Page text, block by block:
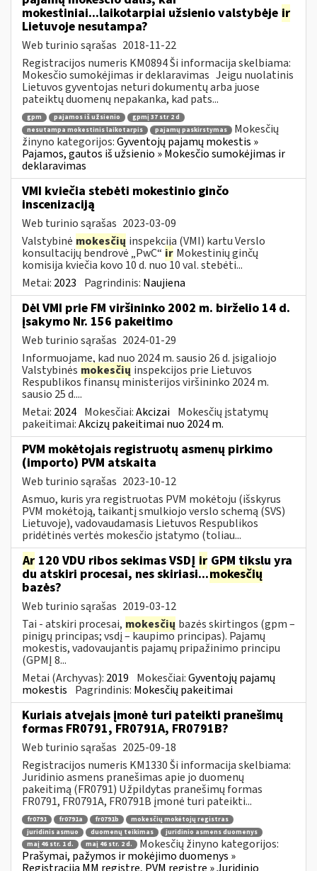
mokestiniai...laikotarpiai užsienio valstybėje ir
Lietuvoje nesutampa?
Web turinio sąrašas 2018-11-22
Registracijos numeris KM0894 Ši informacija skelbiama:
Mokesčio sumokėjimas ir deklaravimas Jeigu nuolatinis
Lietuvos gyventojas neturi dokumentų arba juose
pateiktų duomenų nepakanka, kad pats...
gpm pajamos iš užsienio
gpmį 37 str 2 d
nesutampa mokestinis laikotarpis
pajamų paskirstymas
Mokesčių
žinyno kategorijos:Gyventojų pajamų mokestis »
Pajamos, gautos iš užsienio » Mokesčio sumokėjimas ir
deklaravimas
VMI kviečia stebėti mokestinio ginčo
inscenizaciją
Web turinio sąrašas 2023-03-09
Valstybinė mokesčių inspekcija (VMI) kartu Verslo
konsultacijų bendrovė „PwC“ ir Mokestinių ginčų
komisija kviečia kovo 10 d. nuo 10 val. stebėti...
Metai: 2023 Pagrindinis: Naujiena
Dėl VMI prie FM viršininko 2002 m. birželio 14 d.
įsakymo Nr. 156 pakeitimo
Web turinio sąrašas 2024-01-29
Informuojame, kad nuo 2024 m. sausio 26 d. įsigaliojo
Valstybinės mokesčių inspekcijos prie Lietuvos
Respublikos finansų ministerijos viršininko 2024 m.
sausio 25 d....
Metai: 2024 Mokesčiai:Akcizai Mokesčių įstatymų
pakeitimai:Akcizų pakeitimai nuo 2024 m.
PVM mokėtojais registruotų asmenų pirkimo
(importo) PVM atskaita
Web turinio sąrašas 2023-10-12
Asmuo, kuris yra registruotas PVM mokėtoju (išskyrus
PVM mokėtoją, taikantį smulkiojo verslo schemą (SVS)
Lietuvoje), vadovaudamasis Lietuvos Respublikos
pridėtinės vertės mokesčio įstatymo (toliau...
Ar 120 VDU ribos sekimas VSDĮ ir GPM tikslu yra
du atskiri procesai, nes skiriasi...mokesčių
bazės?
Web turinio sąrašas 2019-03-12
Tai - atskiri procesai, mokesčių bazės skirtingos (gpm –
pinigų principas; vsdį – kaupimo principas). Pajamų
mokestis, vadovaujantis pajamų pripažinimo principu
(GPMĮ 8...
Metai (Archyvas): 2019 Mokesčiai:Gyventojų pajamų
mokestis Pagrindinis: Mokesčių pakeitimai
Kuriais atvejais įmonė turi pateikti pranešimų
formas FR0791, FR0791A, FR0791B?
Web turinio sąrašas 2025-09-18
Registracijos numeris KM1330 Ši informacija skelbiama:
Juridinio asmens pranešimas apie jo duomenų
pakeitimą (FR0791) Užpildytas pranešimų formas
FR0791, FR0791A, FR0791B įmonė turi pateikti...
fr0791 fr0791a fr0791b
mokesčių mokėtojų registras
juridinis asmuo
duomenų teikimas
juridinio asmens duomenys
maį 46 str. 1 d.
maį 46 str. 2 d.
Mokesčių žinyno kategorijos:
Prašymai, pažymos ir mokėjimo duomenys »